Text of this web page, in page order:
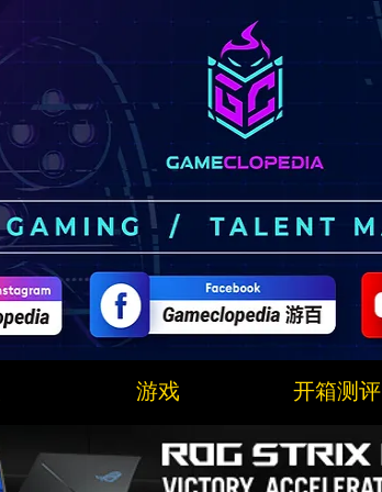
游戏 开箱测评